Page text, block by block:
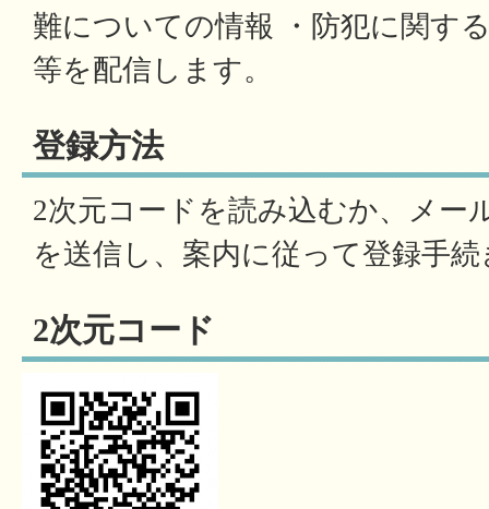
難についての情報 ・防犯に関す
等を配信します。
登録方法
2次元コードを読み込むか、メー
を送信し、案内に従って登録手
2次元コード